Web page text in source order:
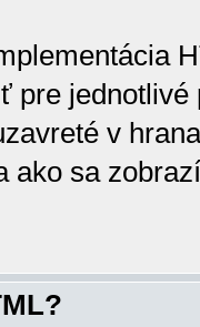
pre
v
ako sa